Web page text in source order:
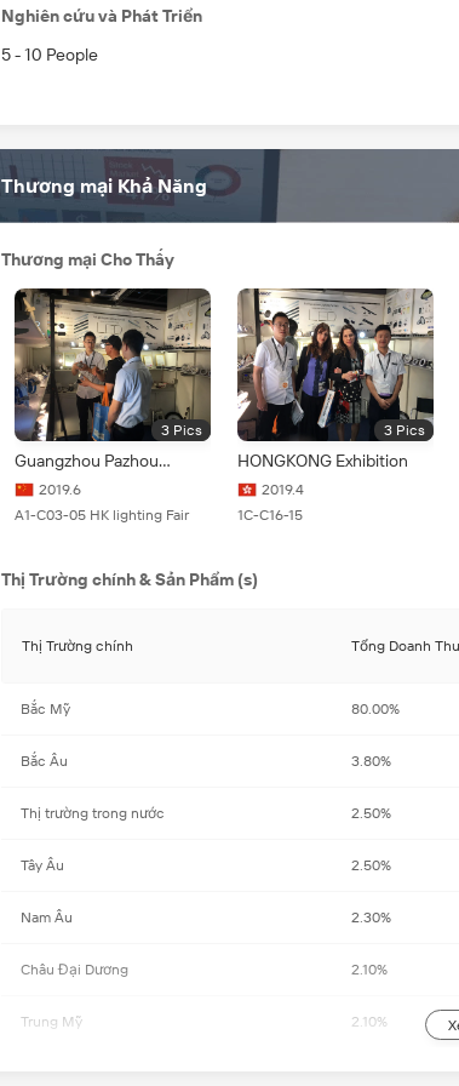
Nghiên cứu và Phát Triển
5 - 10 People
Thương mại Khả Năng
Thương mại Cho Thấy
3Pics
Guangzhou Pazhou
Exhibition
2019.6
A1-C03-05 HK lighting Fair
3Pics
HONGKONG Exhibition
2019.4
1C-C16-15
Thị Trường chính & Sản Phẩm (s)
Thị Trường chính Tổng Doanh
Bắc Mỹ 80.00%
Bắc Âu 3.80%
Thị trường trong nước 2.50%
Tây Âu 2.50%
Nam Âu 2.30%
Châu Đại Dương 2.10%
Trung Mỹ 2.10%